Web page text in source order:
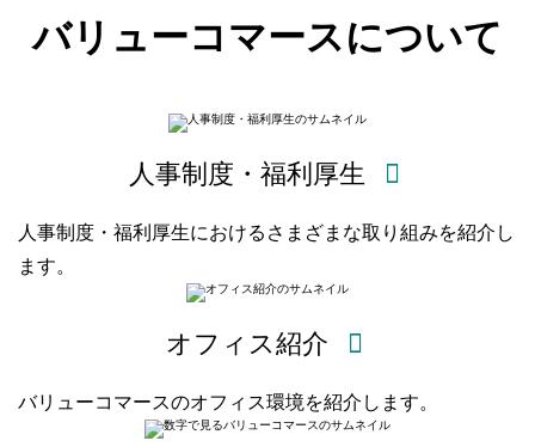
バリューコマースについて
人事制度・福利厚生
人事制度・福利厚生におけるさまざまな取り組みを紹介し
ます。
オフィス紹介
バリューコマースのオフィス環境を紹介します。